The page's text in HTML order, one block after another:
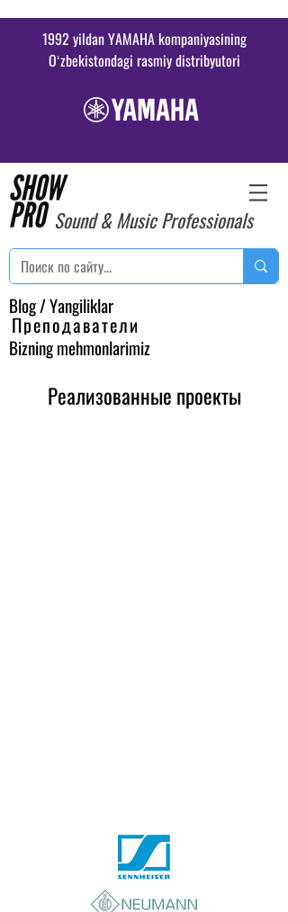
1992 yildan YAMAHA kompaniyasining
Oʻzbekistondagi rasmiy distribyutori
Sound & Music Professionals
Blog / Yangiliklar
Преподаватели
Bizning mehmonlarimiz
Реализованные проекты